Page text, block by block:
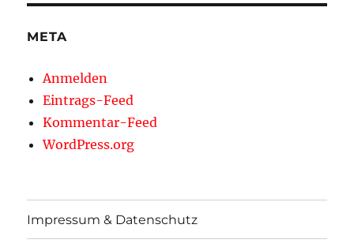
META
Anmelden
Eintrags-Feed
Kommentar-Feed
WordPress.org
Impressum & Datenschutz